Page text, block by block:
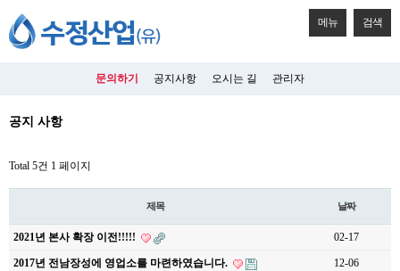
메뉴 검색
문의하기 공지사항 오시는 길 관리자
공지 사항
Total 5건 1 페이지
제목 날짜
2021년 본사 확장 이전!!!!! 02-17
2017년 전남장성에 영업소를 마련하였습니다. 12-06